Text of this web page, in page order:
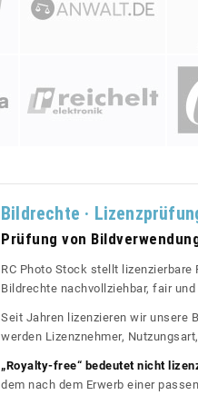
Bildrechte ·
Prüfung von
RC Photo Stock stellt
Bildrechte nachvollziehbar, fair
Seit Jahren lizenzieren wir unsere
werden Lizenznehmer,
„Royalty-free“ bedeutet nicht
dem nach dem Erwerb einer